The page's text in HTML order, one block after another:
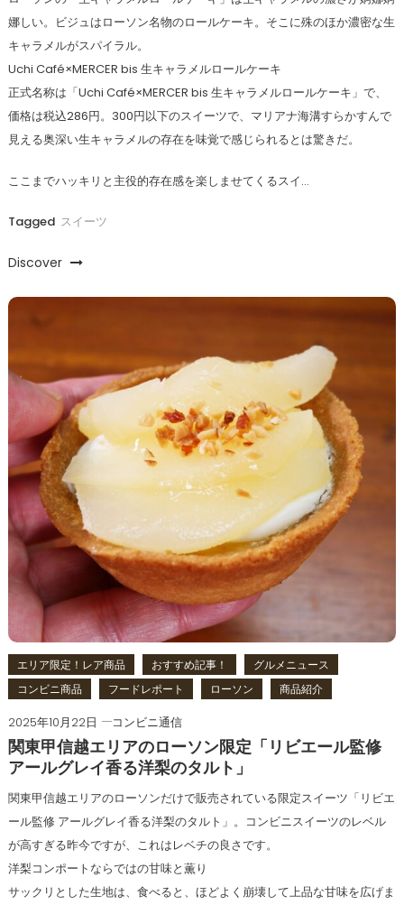
娜しい。ビジュはローソン名物のロールケーキ。そこに殊のほか濃密な生
キャラメルがスパイラル。
Uchi Café×MERCER bis 生キャラメルロールケーキ
正式名称は「Uchi Café×MERCER bis 生キャラメルロールケーキ」で、
価格は税込286円。300円以下のスイーツで、マリアナ海溝すらかすんで
見える奥深い生キャラメルの存在を味覚で感じられるとは驚きだ。
ここまでハッキリと主役的存在感を楽しませてくるスイ…
Tagged スイーツ
Discover
エリア限定！レア商品 おすすめ記事！
グルメニュース
コンビニ商品
フードレポート ローソン 商品紹介
2025年10月22日
コンビニ通信
関東甲信越エリアのローソン限定「リビエール監修
アールグレイ香る洋梨のタルト」
関東甲信越エリアのローソンだけで販売されている限定スイーツ「リビエ
ール監修 アールグレイ香る洋梨のタルト」。コンビニスイーツのレベル
が高すぎる昨今ですが、これはレベチの良さです。
洋梨コンポートならではの甘味と薫り
サックリとした生地は、食べると、ほどよく崩壊して上品な甘味を広げま